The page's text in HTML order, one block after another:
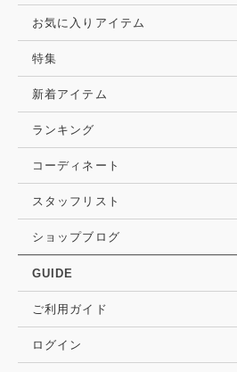
お気に入りアイテム
特集
新着アイテム
ランキング
コーディネート
スタッフリスト
ショップブログ
GUIDE
ご利用ガイド
ログイン